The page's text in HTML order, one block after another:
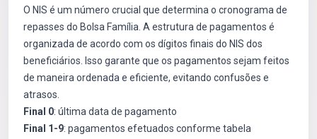
O NIS é um número crucial que determina o cronograma de
repasses do Bolsa Família. A estrutura de pagamentos é
organizada de acordo com os dígitos finais do NIS dos
beneficiários. Isso garante que os pagamentos sejam feitos
de maneira ordenada e eficiente, evitando confusões e
atrasos.
Final 0: última data de pagamento
Final 1-9: pagamentos efetuados conforme tabela